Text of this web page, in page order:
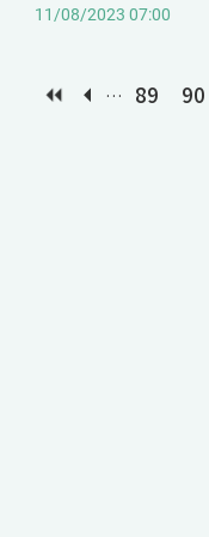
付款
11/08/2023 07:00
… 89 90